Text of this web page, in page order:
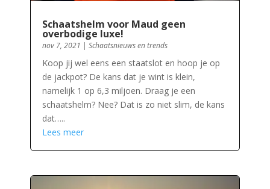
Schaatshelm voor Maud geen
overbodige luxe!
nov 7, 2021 | Schaatsnieuws en trends
Koop jij wel eens een staatslot en hoop je op
de jackpot? De kans dat je wint is klein,
namelijk 1 op 6,3 miljoen. Draag je een
schaatshelm? Nee? Dat is zo niet slim, de kans
dat…..
Lees meer